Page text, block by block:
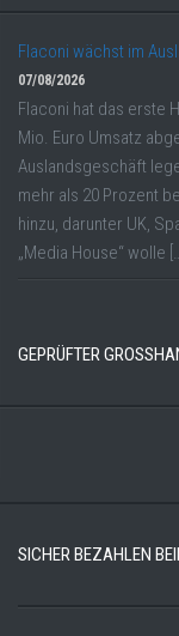
Flaconi wächst im
07/08/2026
Flaconi hat das erste
Mio. Euro Umsatz
Auslandsgeschäft
mehr als 20 Prozent
hinzu, darunter UK,
„Media House“ wolle
GEPRÜFTER
SICHER BEZAHLEN